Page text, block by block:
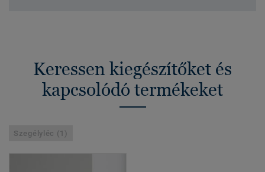
Keressen kiegészítőket és
kapcsolódó termékeket
Szegélyléc (1)